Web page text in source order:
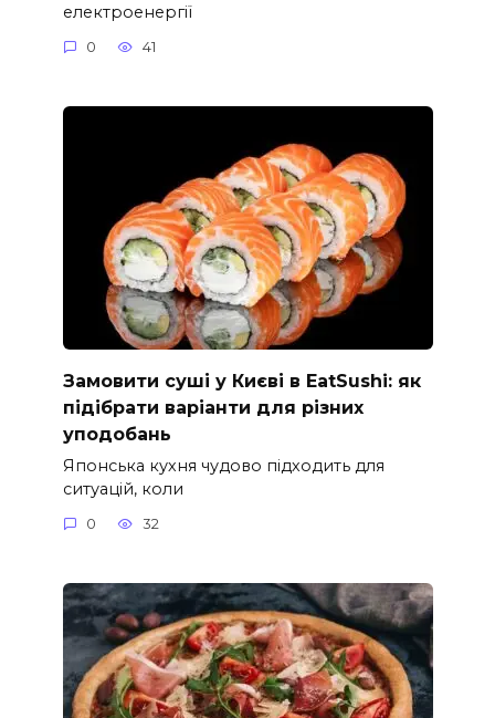
електроенергії
0 41
Замовити суші у Києві в EatSushi: як
підібрати варіанти для різних
уподобань
Японська кухня чудово підходить для
ситуацій, коли
0 32